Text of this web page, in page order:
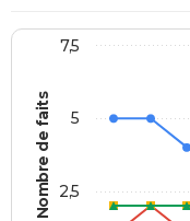
Nombre de faits 2,5
5
7,5